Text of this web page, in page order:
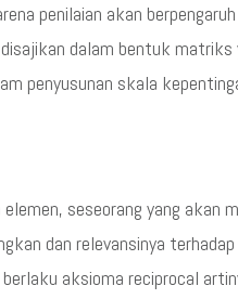
penilaian akan
dalam bentuk matriks
penyusunan skala
seseorang yang akan
dan relevansinya
aksioma reciprocal